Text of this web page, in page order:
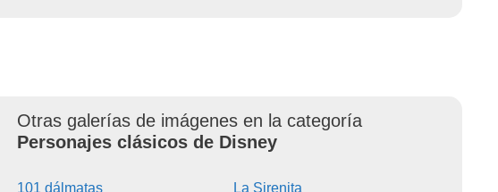
Otras galerías de imágenes en la categoría
Personajes clásicos de Disney
101 dálmatas
La Sirenita